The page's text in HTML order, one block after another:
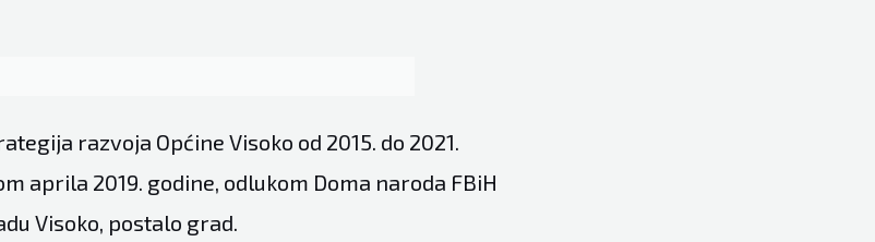
razvoja Općine Visoko od 2015. do 2021.
aprila 2019. godine, odlukom Doma naroda FBiH
Visoko, postalo grad.